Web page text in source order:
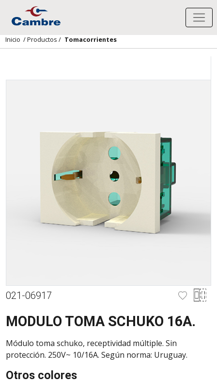
Inicio /Productos / Tomacorrientes
021-06917
MODULO TOMA SCHUKO 16A.
Módulo toma schuko, receptividad múltiple. Sin
protección. 250V~ 10/16A. Según norma: Uruguay.
Otros colores